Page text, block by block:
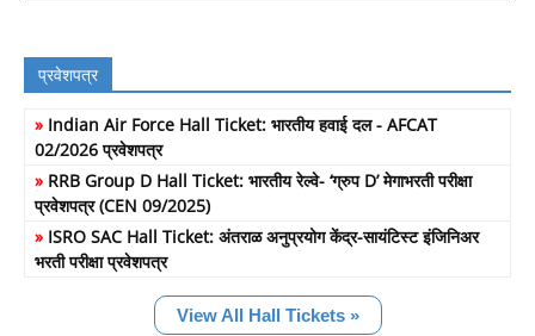
प्रवेशपत्र
» Indian Air Force Hall Ticket: भारतीय हवाई दल - AFCAT
02/2026 प्रवेशपत्र
» RRB Group D Hall Ticket: भारतीय रेल्वे- ‘ग्रुप D’ मेगाभरती परीक्षा
प्रवेशपत्र (CEN 09/2025)
» ISRO SAC Hall Ticket: अंतराळ अनुप्रयोग केंद्र-सायंटिस्ट इंजिनिअर
भरती परीक्षा प्रवेशपत्र
View All Hall Tickets »